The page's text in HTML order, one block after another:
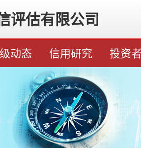
评估有限公司
动态 信用研究 投资